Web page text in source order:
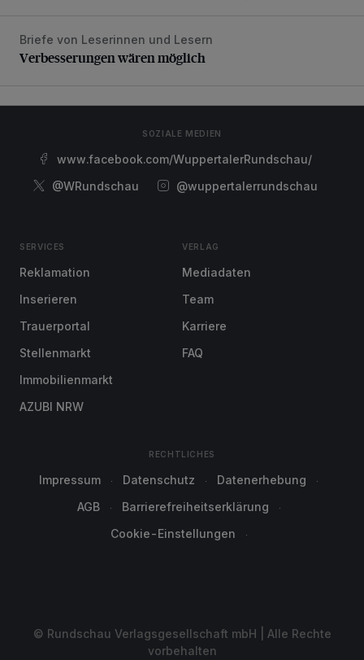
Verbesserungen wären möglich
Briefe von Leserinnen und Lesern
Verbesserungen wären möglich
SOZIALE MEDIEN
www.facebook.com/WuppertalerRundschau/
@WRundschau
@wuppertalerrundschau
SERVICES
Reklamation
Inserieren
Trauerportal
Stellenmarkt
Immobilienmarkt
AZUBI NRW
VERLAG
Mediadaten
Team
Karriere
FAQ
RECHTLICHES
Impressum Datenschutz
Datenerhebung
AGB
Barrierefreiheitserklärung
Cookie-Einstellungen
© Rundschau Verlagsgesellschaft mbH | Alle Rechte
vorbehalten